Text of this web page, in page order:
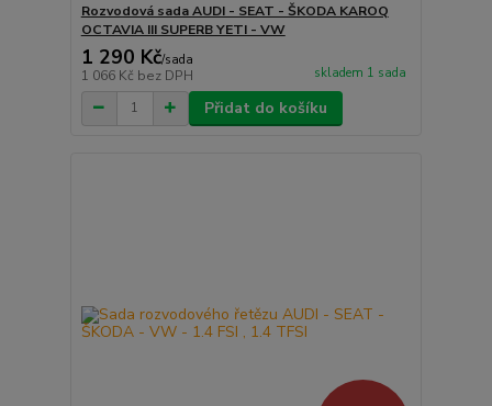
Rozvodová sada AUDI - SEAT - ŠKODA KAROQ
OCTAVIA III SUPERB YETI - VW
1 290 Kč/sada
1 066 Kč bez DPH skladem 1 sada
Přidat do košíku